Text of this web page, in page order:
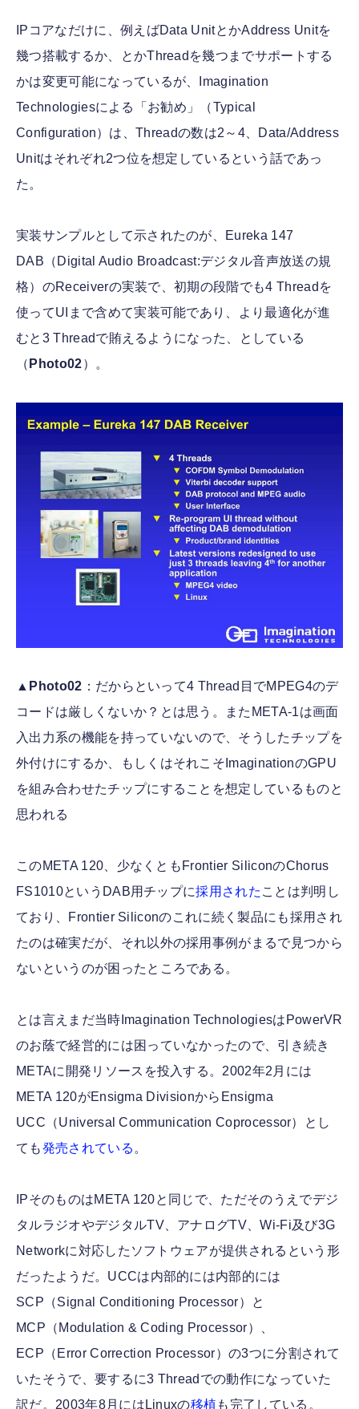
IPコアなだけに、例えばData UnitとかAddress Unitを
幾つ搭載するか、とかThreadを幾つまでサポートする
かは変更可能になっているが、Imagination
Technologiesによる「お勧め」（Typical
Configuration）は、Threadの数は2～4、Data/Address
Unitはそれぞれ2つ位を想定しているという話であっ
た。
実装サンプルとして示されたのが、Eureka 147
DAB（Digital Audio Broadcast:デジタル音声放送の規
格）のReceiverの実装で、初期の段階でも4 Threadを
使ってUIまで含めて実装可能であり、より最適化が進
むと3 Threadで賄えるようになった、としている
（ Photo02）。
▲ Photo02 ：だからといって4 Thread目でMPEG4のデ
コードは厳しくないか？とは思う。またMETA-1は画面
入出力系の機能を持っていないので、そうしたチップを
外付けにするか、もしくはそれこそImaginationのGPU
を組み合わせたチップにすることを想定しているものと
思われる
このMETA 120、少なくともFrontier SiliconのChorus
FS1010というDAB用チップに採用された ことは判明し
ており、Frontier Siliconのこれに続く製品にも採用され
たのは確実だが、それ以外の採用事例がまるで見つから
ないというのが困ったところである。
とは言えまだ当時Imagination TechnologiesはPowerVR
のお蔭で経営的には困っていなかったので、引き続き
METAに開発リソースを投入する。2002年2月には
META 120がEnsigma DivisionからEnsigma
UCC（Universal Communication Coprocessor）とし
ても発売されている 。
IPそのものはMETA 120と同じで、ただそのうえでデジ
タルラジオやデジタルTV、アナログTV、Wi-Fi及び3G
Networkに対応したソフトウェアが提供されるという形
だったようだ。UCCは内部的には内部的には
SCP（Signal Conditioning Processor）と
MCP（Modulation & Coding Processor）、
ECP（Error Correction Processor）の3つに分割されて
いたそうで、要するに3 Threadでの動作になっていた
訳だ。2003年8月にはLinuxの移植 も完了している。